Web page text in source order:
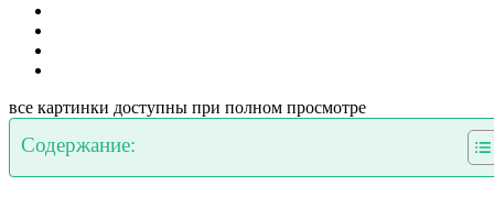
все картинки доступны при полном просмотре
Содержание: